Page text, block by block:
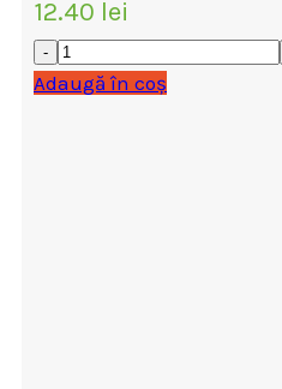
12.40 lei
Adaugă în coș